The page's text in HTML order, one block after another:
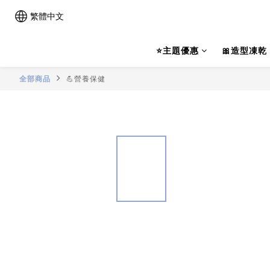
繁體中文
⭐主題優惠 🎀造型凍乾
全部商品 💪營養保健